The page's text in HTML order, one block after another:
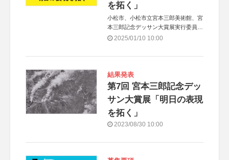
を拓く」
小松市、小松市立宮本三郎美術館、宮
本三郎記念デッサン大賞展実行委員会
協力：世田谷美術館（公益財団法人せ
2025/01/10 10:00
結果発表
第7回 宮本三郎記念デッ
サン大賞展「明日の表現
を拓く」
2023/08/30 10:00